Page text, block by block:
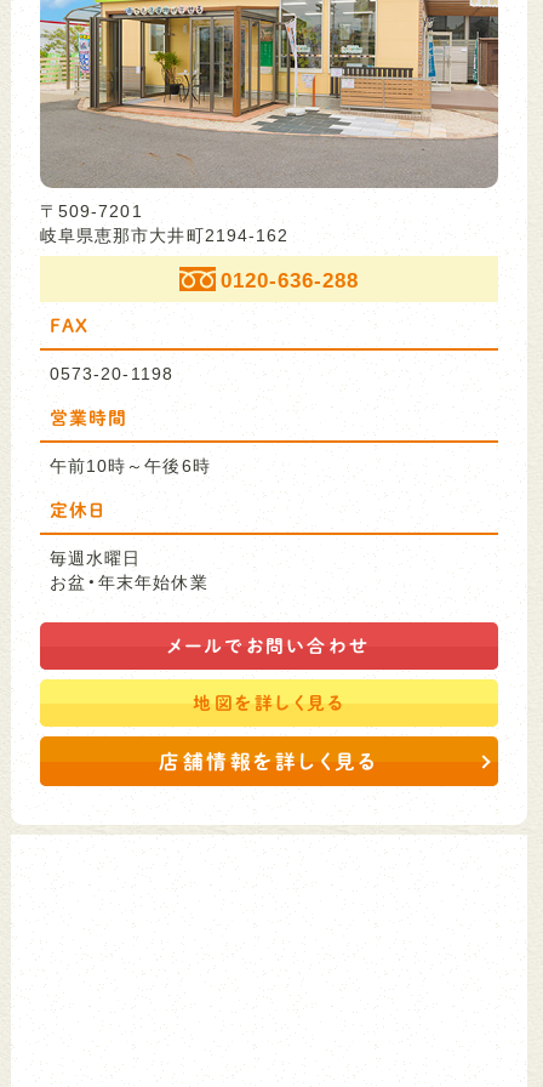
〒509-7201
岐阜県恵那市大井町2194-162
0120-636-288
FAX
0573-20-1198
営業時間
午前10時～午後6時
定休日
毎週水曜日
お盆・年末年始休業
メールで お問い合わせ
地図を詳しく見る
店舗情報を詳しく見る